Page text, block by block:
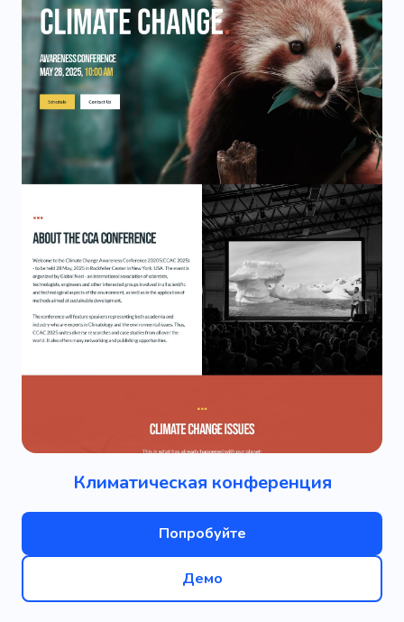
Климатическая конференция
Попробуйте
Демо